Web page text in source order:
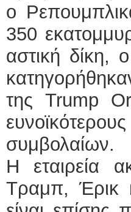
ο
350
αστική δίκη,
της Trump
συμβολαίων.
Η εταιρεία
Τραμπ, Έρικ